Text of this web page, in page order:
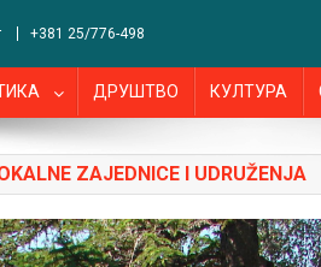
+381 25/776-498
ДРУШТВО КУЛТУРА
ZAJEDNICE I UDRUŽENJA